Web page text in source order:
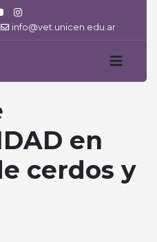
info@vet.unicen.edu.ar
en
cerdos y